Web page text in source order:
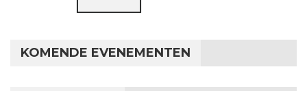
KOMENDE EVENEMENTEN